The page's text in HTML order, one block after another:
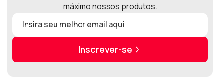
máximo nossos produtos.
Inscrever-se